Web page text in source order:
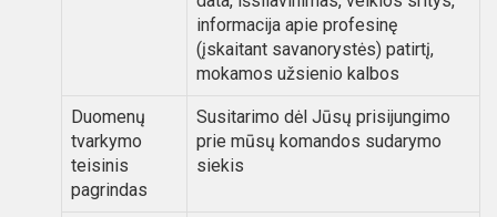
informacija apie profesinę
(įskaitant savanorystės) patirtį,
mokamos užsienio kalbos
Duomenų
tvarkymo
teisinis
pagrindas
Susitarimo dėl Jūsų prisijungimo
prie mūsų komandos sudarymo
siekis